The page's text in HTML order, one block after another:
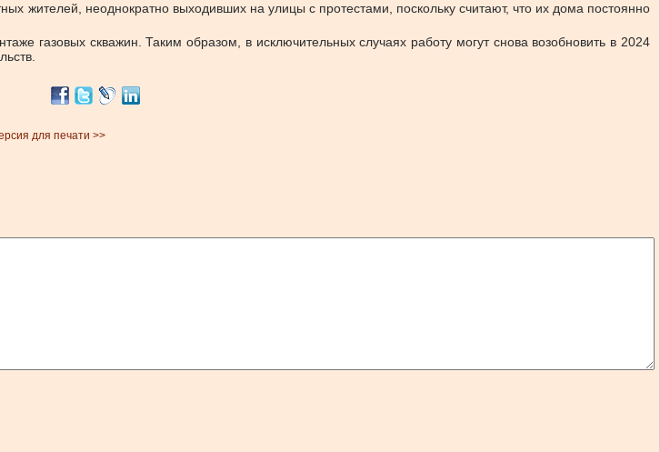
жителей, неоднократно выходивших на улицы с протестами, поскольку считают, что их дома постоянно
газовых скважин. Таким образом, в исключительных случаях работу могут снова возобновить в 2024
для печати >>